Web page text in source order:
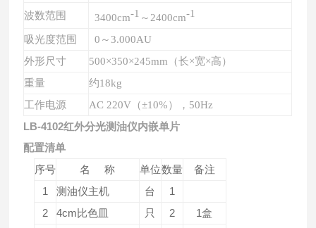
波数范围 3400cm-1 ～2400cm-1
吸光度范围 0～3.000AU
外形尺寸
500×350×245mm（长×宽×高）
重量
约18kg
工作电源
AC 220V （±10%） ， 50Hz
LB-4102红外分光测油仪内嵌单片
配置清单
序号 名 称 单位数量
备注
1
测油仪主机 台
1
2
4cm比色皿 只 2
1盒